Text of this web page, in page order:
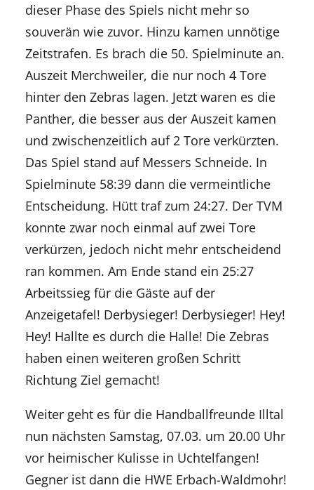
dieser Phase des Spiels nicht mehr so
souverän wie zuvor. Hinzu kamen unnötige
Zeitstrafen. Es brach die 50. Spielminute an.
Auszeit Merchweiler, die nur noch 4 Tore
hinter den Zebras lagen. Jetzt waren es die
Panther, die besser aus der Auszeit kamen
und zwischenzeitlich auf 2 Tore verkürzten.
Das Spiel stand auf Messers Schneide. In
Spielminute 58:39 dann die vermeintliche
Entscheidung. Hütt traf zum 24:27. Der TVM
konnte zwar noch einmal auf zwei Tore
verkürzen, jedoch nicht mehr entscheidend
ran kommen. Am Ende stand ein 25:27
Arbeitssieg für die Gäste auf der
Anzeigetafel! Derbysieger! Derbysieger! Hey!
Hey! Hallte es durch die Halle! Die Zebras
haben einen weiteren großen Schritt
Richtung Ziel gemacht!
Weiter geht es für die Handballfreunde Illtal
nun nächsten Samstag, 07.03. um 20.00 Uhr
vor heimischer Kulisse in Uchtelfangen!
Gegner ist dann die HWE Erbach-Waldmohr!